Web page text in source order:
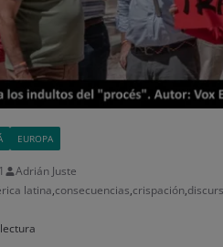
EUROPA
Adrián Juste
latina,consecuencias,crispación,